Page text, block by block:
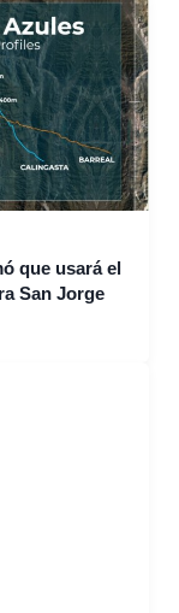
que usará el
San Jorge